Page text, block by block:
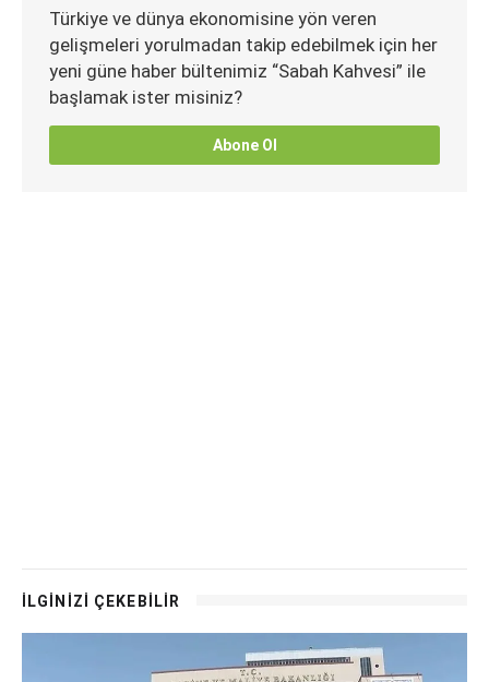
Türkiye ve dünya ekonomisine yön veren
gelişmeleri yorulmadan takip edebilmek için her
yeni güne haber bültenimiz “Sabah Kahvesi” ile
başlamak ister misiniz?
Abone Ol
İLGİNİZİ ÇEKEBİLİR